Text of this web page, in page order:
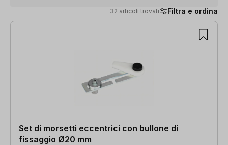
32 articoli trovati Filtra e ordina
32 articoli trovati
Set di morsetti eccentrici con bullone di
fissaggio Ø20 mm